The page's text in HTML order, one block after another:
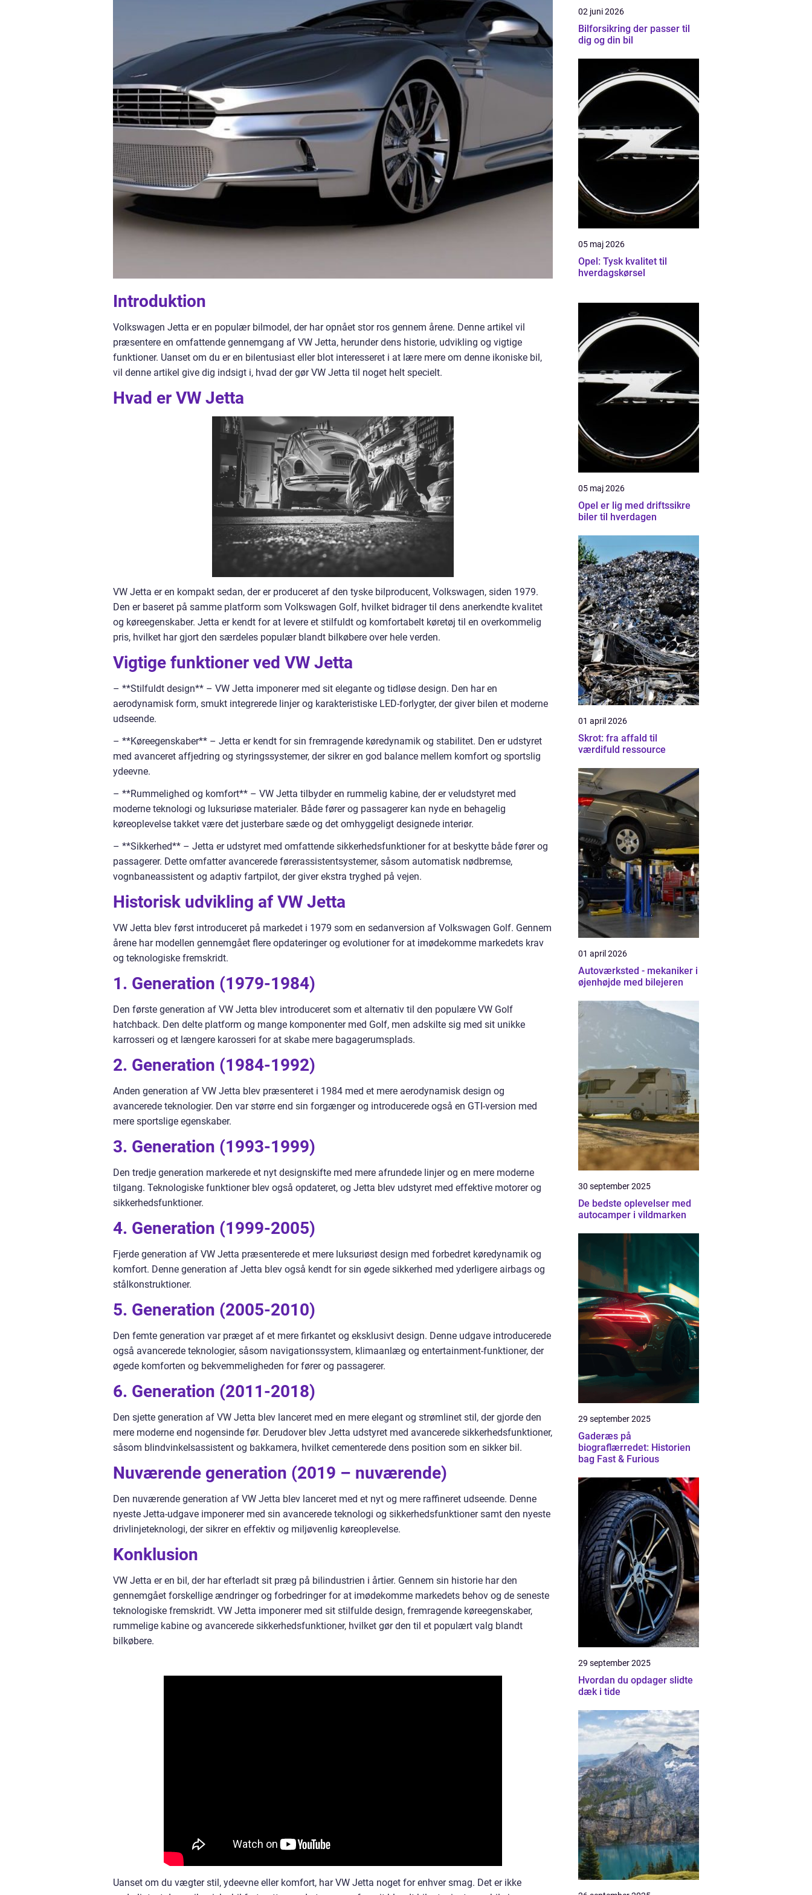
Introduktion
Volkswagen Jetta er en populær bilmodel, der har opnået stor ros gennem årene. Denne artikel vil
præsentere en omfattende gennemgang af VW Jetta, herunder dens historie, udvikling og vigtige
funktioner. Uanset om du er en bilentusiast eller blot interesseret i at lære mere om denne ikoniske bil,
vil denne artikel give dig indsigt i, hvad der gør VW Jetta til noget helt specielt.
Hvad er VW Jetta
VW Jetta er en kompakt sedan, der er produceret af den tyske bilproducent, Volkswagen, siden 1979.
Den er baseret på samme platform som Volkswagen Golf, hvilket bidrager til dens anerkendte kvalitet
og køreegenskaber. Jetta er kendt for at levere et stilfuldt og komfortabelt køretøj til en overkommelig
pris, hvilket har gjort den særdeles populær blandt bilkøbere over hele verden.
Vigtige funktioner ved VW Jetta
– **Stilfuldt design** – VW Jetta imponerer med sit elegante og tidløse design. Den har en
aerodynamisk form, smukt integrerede linjer og karakteristiske LED-forlygter, der giver bilen et moderne
udseende.
– **Køreegenskaber** – Jetta er kendt for sin fremragende køredynamik og stabilitet. Den er udstyret
med avanceret affjedring og styringssystemer, der sikrer en god balance mellem komfort og sportslig
ydeevne.
– **Rummelighed og komfort** – VW Jetta tilbyder en rummelig kabine, der er veludstyret med
moderne teknologi og luksuriøse materialer. Både fører og passagerer kan nyde en behagelig
køreoplevelse takket være det justerbare sæde og det omhyggeligt designede interiør.
– **Sikkerhed** – Jetta er udstyret med omfattende sikkerhedsfunktioner for at beskytte både fører og
passagerer. Dette omfatter avancerede førerassistentsystemer, såsom automatisk nødbremse,
vognbaneassistent og adaptiv fartpilot, der giver ekstra tryghed på vejen.
Historisk udvikling af VW Jetta
VW Jetta blev først introduceret på markedet i 1979 som en sedanversion af Volkswagen Golf. Gennem
årene har modellen gennemgået flere opdateringer og evolutioner for at imødekomme markedets krav
og teknologiske fremskridt.
1. Generation (1979-1984)
Den første generation af VW Jetta blev introduceret som et alternativ til den populære VW Golf
hatchback. Den delte platform og mange komponenter med Golf, men adskilte sig med sit unikke
karrosseri og et længere karosseri for at skabe mere bagagerumsplads.
2. Generation (1984-1992)
Anden generation af VW Jetta blev præsenteret i 1984 med et mere aerodynamisk design og
avancerede teknologier. Den var større end sin forgænger og introducerede også en GTI-version med
mere sportslige egenskaber.
3. Generation (1993-1999)
Den tredje generation markerede et nyt designskifte med mere afrundede linjer og en mere moderne
tilgang. Teknologiske funktioner blev også opdateret, og Jetta blev udstyret med effektive motorer og
sikkerhedsfunktioner.
4. Generation (1999-2005)
Fjerde generation af VW Jetta præsenterede et mere luksuriøst design med forbedret køredynamik og
komfort. Denne generation af Jetta blev også kendt for sin øgede sikkerhed med yderligere airbags og
stålkonstruktioner.
5. Generation (2005-2010)
Den femte generation var præget af et mere firkantet og eksklusivt design. Denne udgave introducerede
også avancerede teknologier, såsom navigationssystem, klimaanlæg og entertainment-funktioner, der
øgede komforten og bekvemmeligheden for fører og passagerer.
6. Generation (2011-2018)
Den sjette generation af VW Jetta blev lanceret med en mere elegant og strømlinet stil, der gjorde den
mere moderne end nogensinde før. Derudover blev Jetta udstyret med avancerede sikkerhedsfunktioner,
såsom blindvinkelsassistent og bakkamera, hvilket cementerede dens position som en sikker bil.
Nuværende generation (2019 – nuværende)
Den nuværende generation af VW Jetta blev lanceret med et nyt og mere raffineret udseende. Denne
nyeste Jetta-udgave imponerer med sin avancerede teknologi og sikkerhedsfunktioner samt den nyeste
drivlinjeteknologi, der sikrer en effektiv og miljøvenlig køreoplevelse.
Konklusion
VW Jetta er en bil, der har efterladt sit præg på bilindustrien i årtier. Gennem sin historie har den
gennemgået forskellige ændringer og forbedringer for at imødekomme markedets behov og de seneste
teknologiske fremskridt. VW Jetta imponerer med sit stilfulde design, fremragende køreegenskaber,
rummelige kabine og avancerede sikkerhedsfunktioner, hvilket gør den til et populært valg blandt
bilkøbere.
Uanset om du vægter stil, ydeevne eller komfort, har VW Jetta noget for enhver smag. Det er ikke
02 juni 2026
Bilforsikring der passer til
dig og din bil
05 maj 2026
Opel: Tysk kvalitet til
hverdagskørsel
05 maj 2026
Opel er lig med driftssikre
biler til hverdagen
01 april 2026
Skrot: fra affald til
værdifuld ressource
01 april 2026
Autoværksted - mekaniker i
øjenhøjde med bilejeren
30 september 2025
De bedste oplevelser med
autocamper i vildmarken
29 september 2025
Gaderæs på
biograflærredet: Historien
bag Fast & Furious
29 september 2025
Hvordan du opdager slidte
dæk i tide